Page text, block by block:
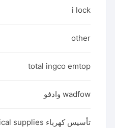
i lock
other
total ingco emtop
wadfow وادفو
تأسيس كهرباء electrical supplies